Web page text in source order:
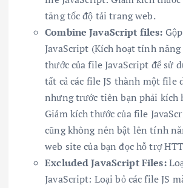
tăng tốc độ tải trang web.
Combine JavaScript files:
JavaScript (Kích hoạt tính
thước của file JavaScript để sử
tất cả các file JS thành một file
nhưng trước tiên bạn phải kích
Giảm kích thước của file
cũng không nên bật lên tính
web site của bạn đọc hỗ trợ
Excluded JavaScript Files:
JavaScript: Loại bỏ các file JS